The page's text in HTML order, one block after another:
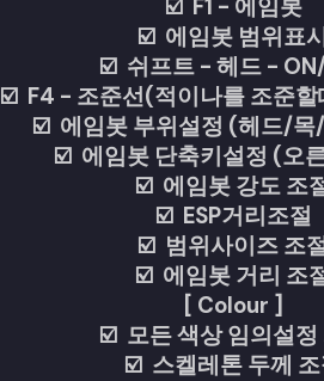
☑️ F1 - 에임봇
☑️ 에임봇 범위표
☑️ 쉬프트 - 헤드 -
☑️ F4 - 조준선(적이나를 조준할
☑️ 에임봇 부위설정 (헤드/
☑️ 에임봇 단축키설정 (오
☑️ 에임봇 강도 조
☑️ ESP거리조절
☑️ 범위사이즈 조
☑️ 에임봇 거리 조
[ Colour ]
☑️ 모든 색상 임의설정
☑️ 스켈레톤 두께 조